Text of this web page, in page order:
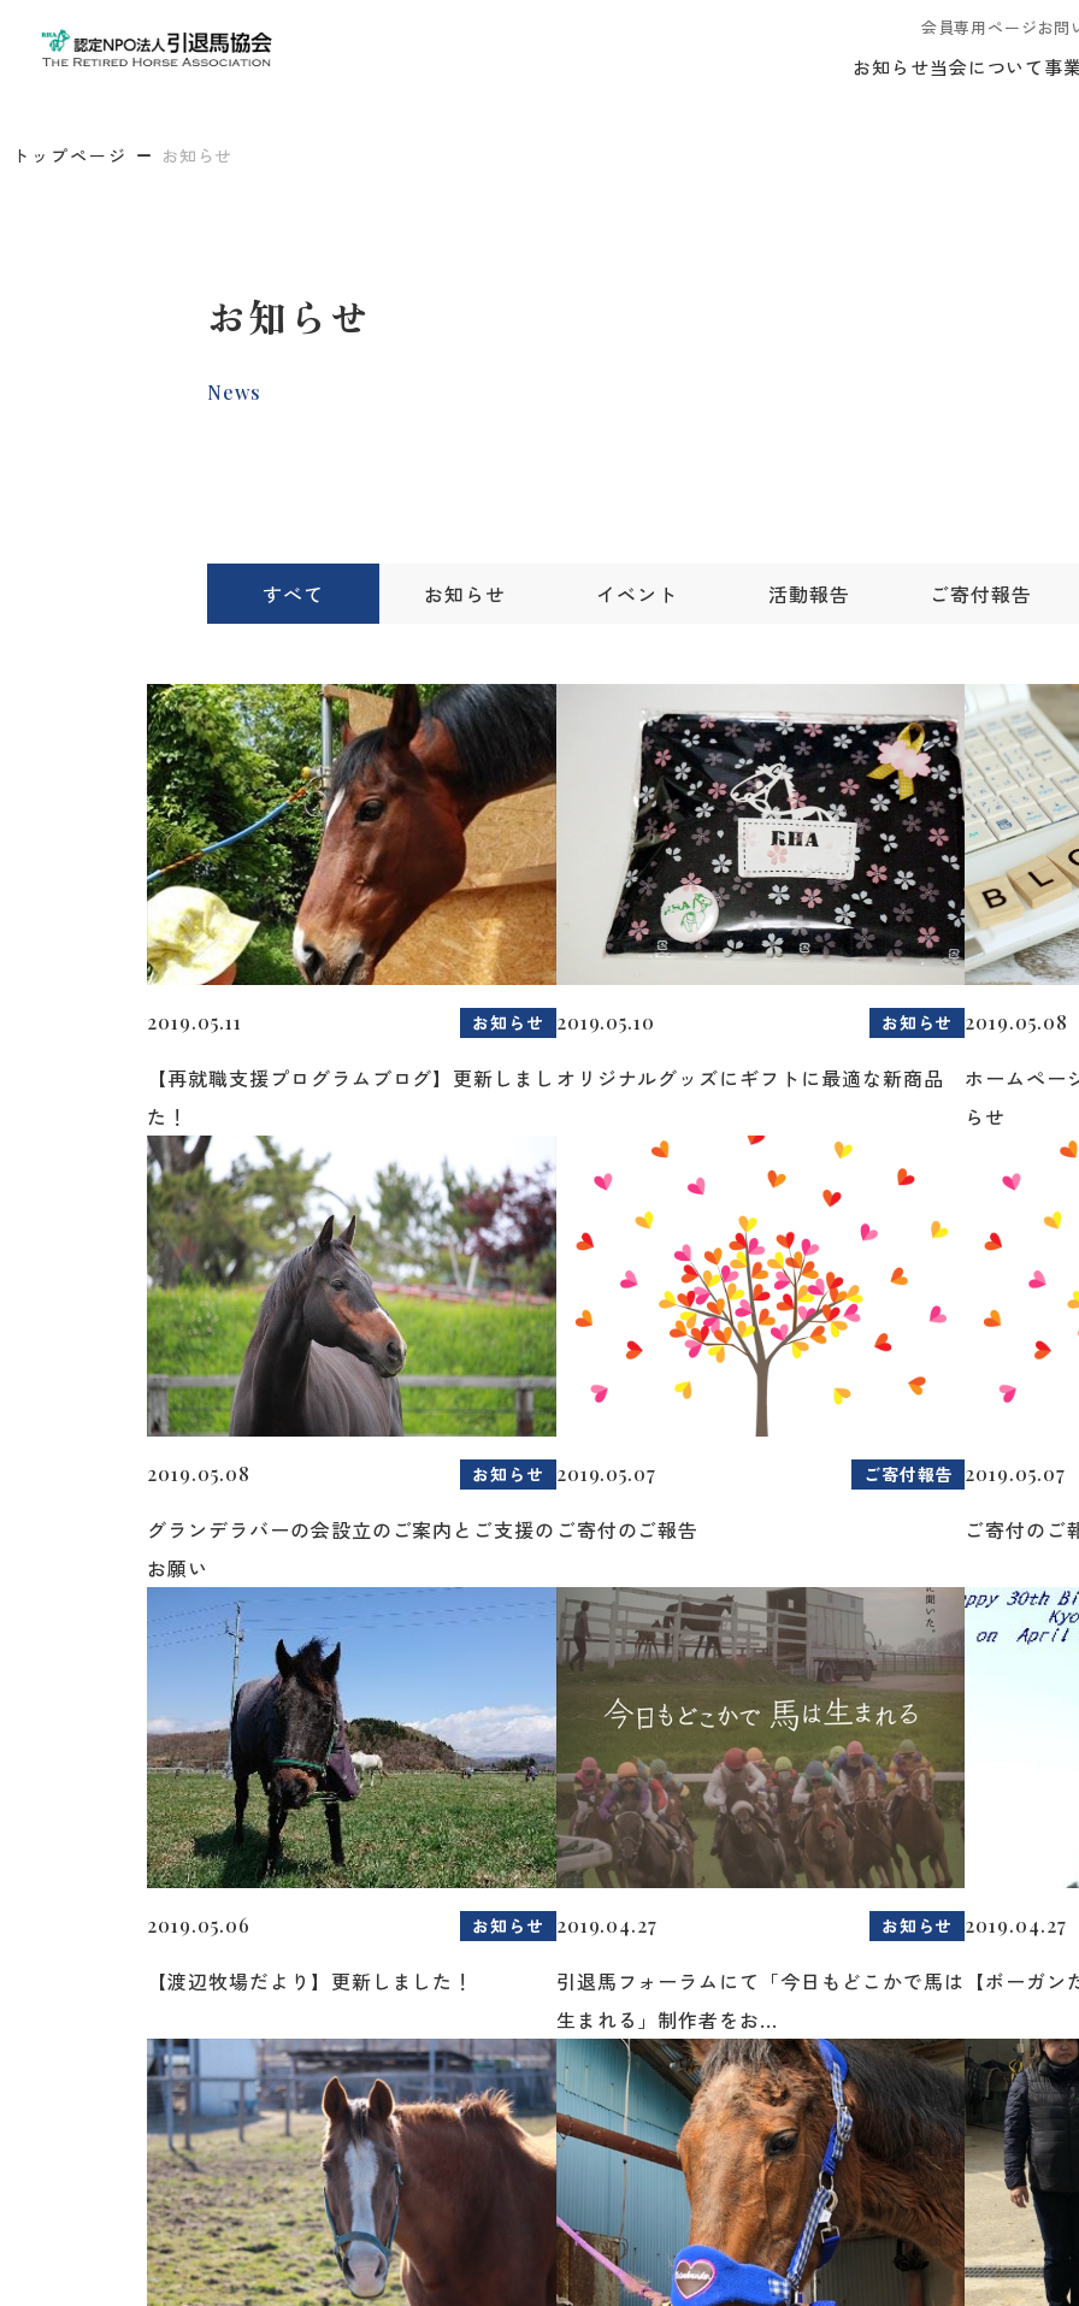
会員専用ページお問
お知らせ当会について事
トップページ お知らせ
お知らせ
News
すべて お知らせ イベント 活動報告 ご寄付報告
2019.05.11 お知らせ
【再就職支援プログラムブログ】更新しまし
た！
2019.05.10 お知らせ
オリジナルグッズにギフトに最適な新商品
2019.05.08
ホームペー
らせ
2019.05.08 お知らせ
グランデラバーの会設立のご案内とご支援の
お願い
2019.05.07 ご寄付報告
ご寄付のご報告
2019.05.07
ご寄付のご
2019.05.06 お知らせ
【渡辺牧場だより】更新しました！
2019.04.27 お知らせ
引退馬フォーラムにて「今日もどこかで馬は
生まれる」制作者をお...
2019.04.27
【ボーガ